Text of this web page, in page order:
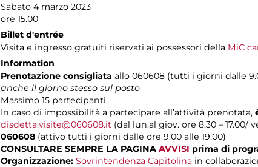
Sabato 4 marzo 2023
ore 15.00
Billet d'entrée
Visita e ingresso gratuiti riservati ai possessori della MiC
Information
Prenotazione consigliata allo 060608 (tutti i giorni dalle
anche il giorno stesso sul posto
Massimo 15 partecipanti
In caso di impossibilità a partecipare all’attività prenotata,
disdetta.visite@060608.it (dal lun.al giov. ore 8.30 – 17.00/
060608 (attivo tutti i giorni dalle ore 9.00 alle 19.00)
CONSULTARE SEMPRE LA PAGINA AVVISI prima di
Organizzazione: Sovrintendenza Capitolina in